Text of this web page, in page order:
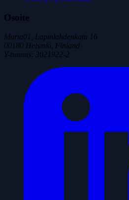
Osoite
Maria01, Lapinlahdenkatu 16
00180 Helsinki, Finland
Y-tunnus: 3021922-2